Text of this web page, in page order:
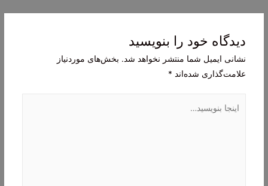
دیدگاه‌ خود را بنویسید
نشانی ایمیل شما منتشر نخواهد شد. بخش‌های موردنیاز
علامت‌گذاری شده‌اند *
بنویسید…